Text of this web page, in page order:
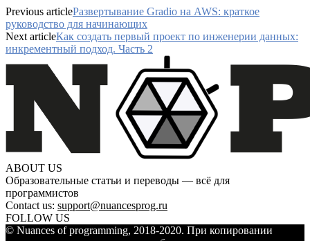
Previous articleРазвертывание Gradio на AWS: краткое
руководство для начинающих
Next articleКак создать первый проект по инженерии данных:
инкрементный подход. Часть 2
ABOUT US
Образовательные статьи и переводы — всё для
программистов
Contact us: support@nuancesprog.ru
FOLLOW US
© Nuances of programming, 2018-2020. При копировании